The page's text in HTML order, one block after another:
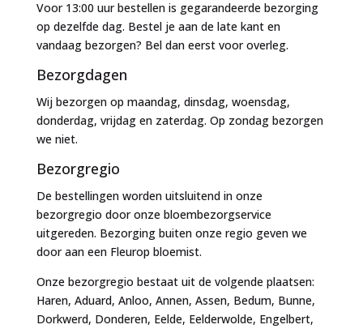
Voor 13:00 uur bestellen is gegarandeerde bezorging
op dezelfde dag. Bestel je aan de late kant en
vandaag bezorgen? Bel dan eerst voor overleg.
Bezorgdagen
Wij bezorgen op maandag, dinsdag, woensdag,
donderdag, vrijdag en zaterdag. Op zondag bezorgen
we niet.
Bezorgregio
De bestellingen worden uitsluitend in onze
bezorgregio door onze bloembezorgservice
uitgereden. Bezorging buiten onze regio geven we
door aan een Fleurop bloemist.
Onze bezorgregio bestaat uit de volgende plaatsen:
Haren, Aduard, Anloo, Annen, Assen, Bedum, Bunne,
Dorkwerd, Donderen, Eelde, Eelderwolde, Engelbert,